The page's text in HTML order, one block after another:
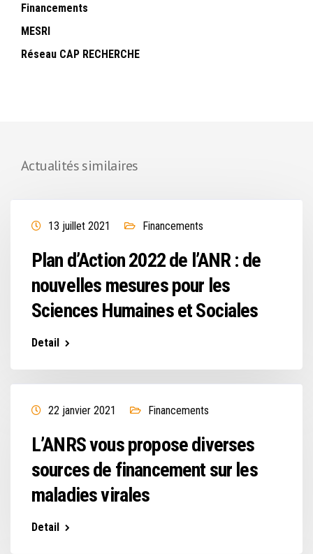
Financements
MESRI
Réseau CAP RECHERCHE
Actualités similaires
13 juillet 2021 Financements
Plan d’Action 2022 de l’ANR : de
nouvelles mesures pour les
Sciences Humaines et Sociales
Detail
22 janvier 2021 Financements
L’ANRS vous propose diverses
sources de financement sur les
maladies virales
Detail